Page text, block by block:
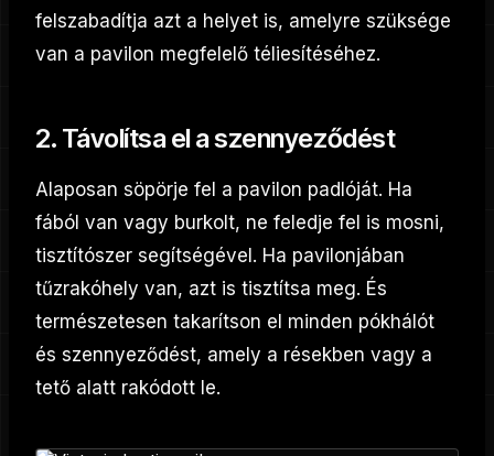
felszabadítja azt a helyet is, amelyre szüksége
van a pavilon megfelelő téliesítéséhez.
2. Távolítsa el a szennyeződést
Alaposan söpörje fel a pavilon padlóját. Ha
fából van vagy burkolt, ne feledje fel is mosni,
tisztítószer segítségével. Ha pavilonjában
tűzrakóhely van, azt is tisztítsa meg. És
természetesen takarítson el minden pókhálót
és szennyeződést, amely a résekben vagy a
tető alatt rakódott le.